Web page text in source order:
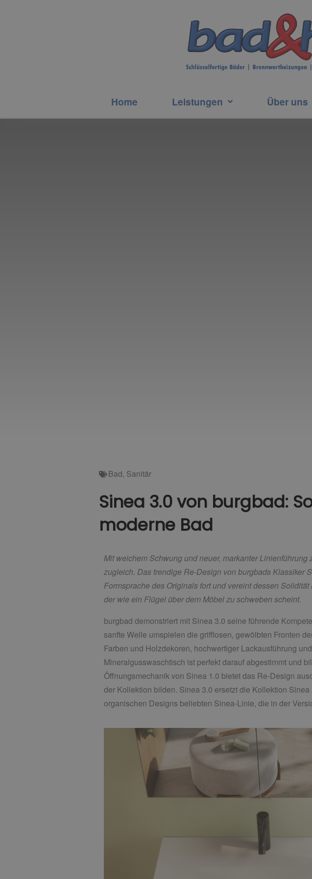
Home Leistungen Über uns
Bad, Sanitär
Sinea 3.0 von burgbad:
moderne Bad
Mit weichem Schwung und neuer, markanter
zugleich. Das trendige Re-Design von burgbads Klassiker
Formsprache des Originals fort und vereint dessen
der wie ein Flügel über dem Möbel zu schweben scheint.
burgbad demonstriert mit Sinea 3.0 seine führende
sanfte Welle umspielen die grifflosen, gewölbten Fronten
Farben und Holzdekoren, hochwertiger Lackausführung
Mineralgusswaschtisch ist perfekt darauf abgestimmt und
Öffnungsmechanik von Sinea 1.0 bietet das Re-Design
der Kollektion bilden. Sinea 3.0 ersetzt die Kollektion
organischen Designs beliebten Sinea-Linie, die in der